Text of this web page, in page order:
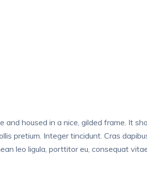
and housed in a nice, gilded frame. It
pretium. Integer tincidunt. Cras
leo ligula, porttitor eu, consequat